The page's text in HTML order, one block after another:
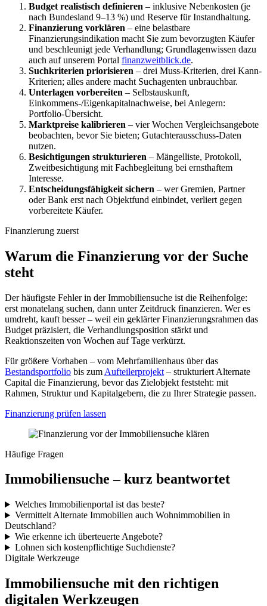
Budget realistisch definieren – inklusive Nebenkosten (je
nach Bundesland 9–13 %) und Reserve für Instandhaltung.
Finanzierung vorklären – eine belastbare
Finanzierungsindikation macht Sie zum bevorzugten Käufer
und beschleunigt jede Verhandlung; Grundlagenwissen dazu
auch auf unserem Portal finanzweitblick.de.
Suchkriterien priorisieren – drei Muss-Kriterien, drei Kann-
Kriterien; alles andere macht Suchagenten unbrauchbar.
Unterlagen vorbereiten – Selbstauskunft,
Einkommens-/Eigenkapitalnachweise, bei Anlegern:
Portfolio-Übersicht.
Marktpreise kalibrieren – vier Wochen Vergleichsangebote
beobachten, bevor Sie bieten; Gutachterausschuss-Daten
nutzen.
Besichtigungen strukturieren – Mängelliste, Protokoll,
Zweitbesichtigung mit Fachbegleitung bei ernsthaftem
Interesse.
Entscheidungsfähigkeit sichern – wer Gremien, Partner
oder Bank erst nach Objektfund einbindet, verliert gegen
vorbereitete Käufer.
Finanzierung zuerst
Warum die Finanzierung vor der Suche
steht
Der häufigste Fehler in der Immobiliensuche ist die Reihenfolge:
erst monatelang suchen, dann unter Zeitdruck finanzieren. Wer es
umdreht, kauft besser – weil ein geklärter Finanzierungsrahmen das
Budget präzisiert, die Verhandlungsposition stärkt und
Reaktionszeiten von Wochen auf Tage verkürzt.
Für größere Vorhaben – vom Mehrfamilienhaus über das
Bestandsportfolio bis zum Aufteilerprojekt – strukturiert Alternate
Capital die Finanzierung, bevor das Zielobjekt feststeht: mit
Rahmen, Struktur und Kapitalgebern, die zu Ihrer Strategie passen.
Finanzierung prüfen lassen
Häufige Fragen
Immobiliensuche – kurz beantwortet
Welches Immobilienportal ist das beste?
Vermittelt Alternate Immobilien auch Wohnimmobilien in
Deutschland?
Wie erkenne ich überteuerte Angebote?
Lohnen sich kostenpflichtige Suchdienste?
Digitale Werkzeuge
Immobiliensuche mit den richtigen
digitalen Werkzeugen